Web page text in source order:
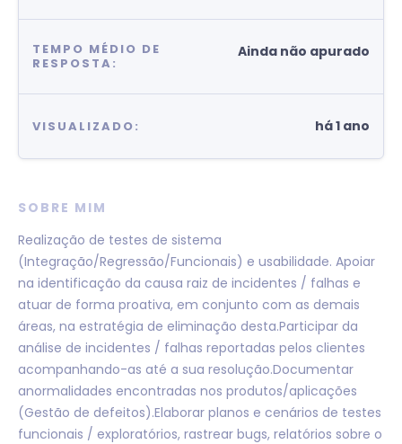
TEMPO MÉDIO DE
RESPOSTA:
Ainda não apurado
VISUALIZADO: há 1 ano
SOBRE MIM
Realização de testes de sistema
(Integração/Regressão/Funcionais) e usabilidade. Apoiar
na identificação da causa raiz de incidentes / falhas e
atuar de forma proativa, em conjunto com as demais
áreas, na estratégia de eliminação desta.Participar da
análise de incidentes / falhas reportadas pelos clientes
acompanhando-as até a sua resolução.Documentar
anormalidades encontradas nos produtos/aplicações
(Gestão de defeitos).Elaborar planos e cenários de testes
funcionais / exploratórios, rastrear bugs, relatórios sobre o